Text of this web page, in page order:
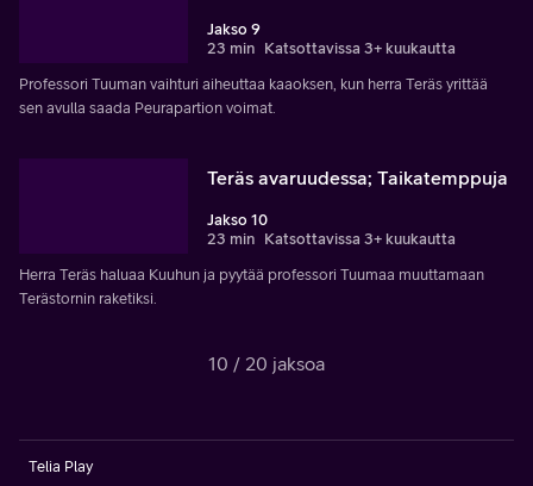
Jakso 9
23 min Katsottavissa 3+ kuukautta
Professori Tuuman vaihturi aiheuttaa kaaoksen, kun herra Teräs yrittää
sen avulla saada Peurapartion voimat.
Teräs avaruudessa; Taikatemppuja
Jakso 10
23 min Katsottavissa 3+ kuukautta
Herra Teräs haluaa Kuuhun ja pyytää professori Tuumaa muuttamaan
Terästornin raketiksi.
10 / 20 jaksoa
Telia Play